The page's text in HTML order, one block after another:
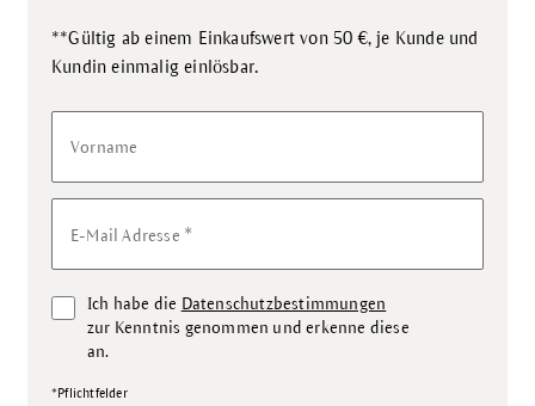
**Gültig ab einem Einkaufswert von 50 €, je Kunde und
Kundin einmalig einlösbar.
Vorname
E-Mail Adresse *
Ich habe die Datenschutzbestimmungen
zur Kenntnis genommen und erkenne diese
an.
*Pflichtfelder